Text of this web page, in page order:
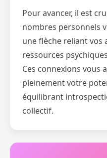
Pour avancer, il est
nombres personnels
une flèche reliant vos
ressources
Ces connexions vous
pleinement votre
équilibrant
collectif.